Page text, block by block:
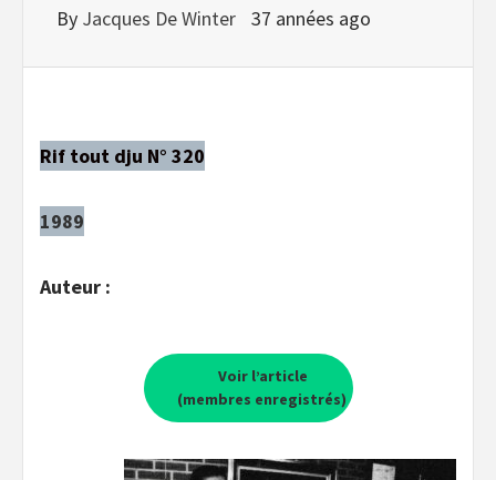
By Jacques De Winter 37 années ago
Rif tout dju N° 320
1989
Auteur :
Voir l’article
(membres enregistrés)